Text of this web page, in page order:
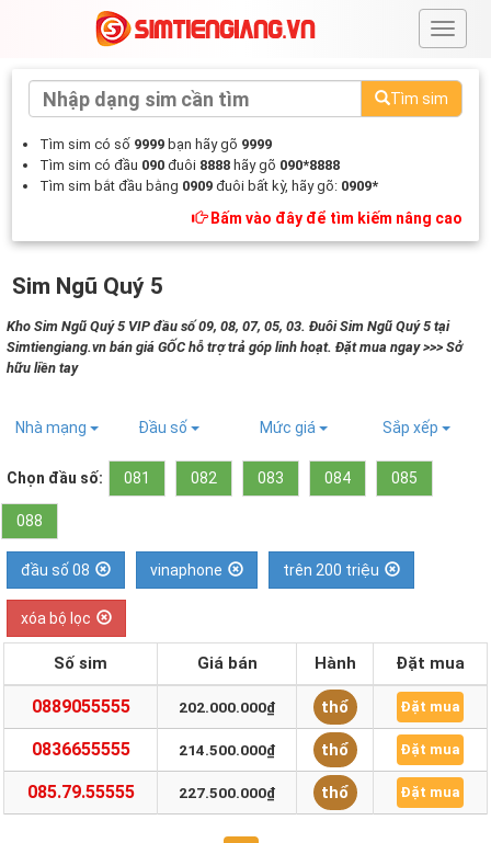
#
Tìm sim
Tìm sim có số 9999 bạn hãy gõ 9999
Tìm sim có đầu 090 đuôi 8888 hãy gõ 090*8888
Tìm sim bắt đầu bằng 0909 đuôi bất kỳ, hãy gõ: 0909*
Bấm vào đây để tìm kiếm nâng cao
Sim Ngũ Quý 5
Kho Sim Ngũ Quý 5 VIP đầu số 09, 08, 07, 05, 03. Đuôi Sim Ngũ Quý 5 tại
Simtiengiang.vn bán giá GỐC hỗ trợ trả góp linh hoạt. Đặt mua ngay >>> Sở
hữu liền tay
Nhà mạng Đầu số Mức giá Sắp xếp
Chọn đầu số: 081 082 083 084 085
088
đầu số 08 vinaphone trên 200 triệu
xóa bộ lọc
Số sim Giá bán Hành Đặt mua
0889055555 202.000.000₫ thổ Đặt mua
0836655555 214.500.000₫ thổ Đặt mua
085.79.55555 227.500.000₫ thổ Đặt mua